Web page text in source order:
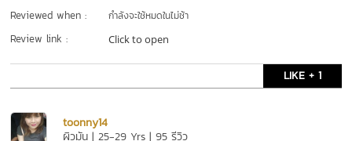
Reviewed when : กำลังจะใช้หมดในไม่ช้า
Review link : Click to open
LIKE + 1
toonny14
ผิวมัน | 25-29 Yrs | 95 รีวิว